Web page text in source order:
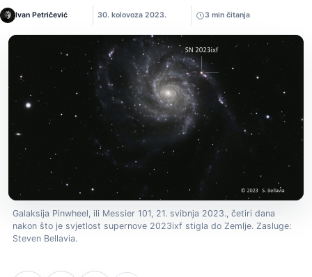
Ivan Petričević 30. kolovoza 2023. 3 min čitanja
Galaksija Pinwheel, ili Messier 101, 21. svibnja 2023., četiri dana
nakon što je svjetlost supernove 2023ixf stigla do Zemlje. Zasluge:
Steven Bellavia.